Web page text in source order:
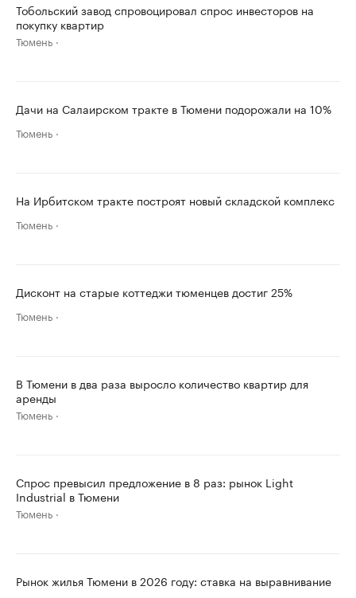
Тобольский завод спровоцировал спрос инвесторов на
покупку квартир
Тюмень
Дачи на Салаирском тракте в Тюмени подорожали на 10%
Тюмень
На Ирбитском тракте построят новый складской комплекс
Тюмень
Дисконт на старые коттеджи тюменцев достиг 25%
Тюмень
В Тюмени в два раза выросло количество квартир для
аренды
Тюмень
Спрос превысил предложение в 8 раз: рынок Light
Industrial в Тюмени
Тюмень
Рынок жилья Тюмени в 2026 году: ставка на выравнивание